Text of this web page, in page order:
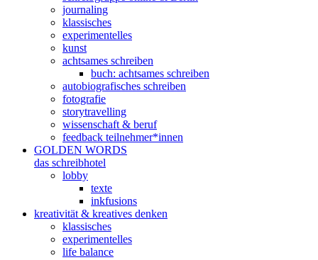
journaling
klassisches
experimentelles
kunst
achtsames schreiben
buch: achtsames schreiben
autobiografisches schreiben
fotografie
storytravelling
wissenschaft & beruf
feedback teilnehmer*innen
GOLDEN WORDS
das schreibhotel
lobby
texte
inkfusions
kreativität & kreatives denken
klassisches
experimentelles
life balance